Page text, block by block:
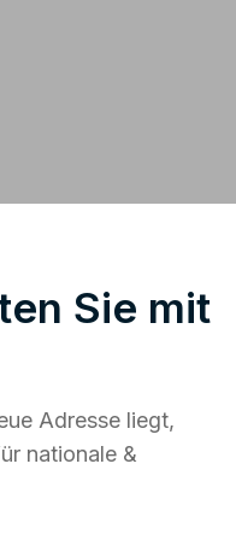
Sie mit
Adresse liegt,
nationale &